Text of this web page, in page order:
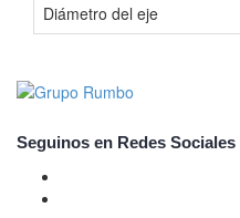
Diámetro del eje
Seguinos en Redes Sociales